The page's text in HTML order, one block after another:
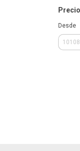
Precio
Desde